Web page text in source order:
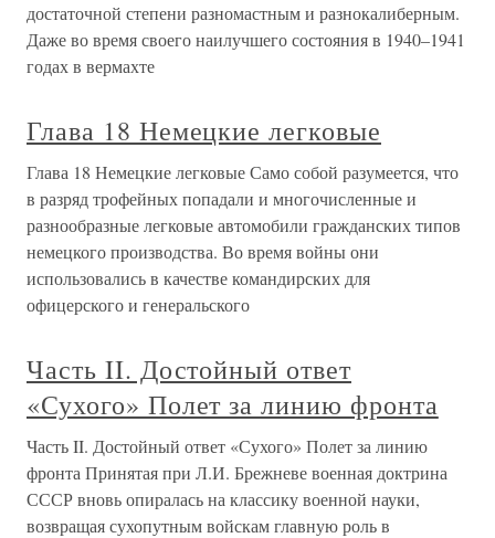
достаточной степени разномастным и разнокалиберным.
Даже во время своего наилучшего состояния в 1940–1941
годах в вермахте
Глава 18 Немецкие легковые
Глава 18 Немецкие легковые Само собой разумеется, что
в разряд трофейных попадали и многочисленные и
разнообразные легковые автомобили гражданских типов
немецкого производства. Во время войны они
использовались в качестве командирских для
офицерского и генеральского
Часть II. Достойный ответ
«Сухого» Полет за линию фронта
Часть II. Достойный ответ «Сухого» Полет за линию
фронта Принятая при Л.И. Брежневе военная доктрина
СССР вновь опиралась на классику военной науки,
возвращая сухопутным войскам главную роль в